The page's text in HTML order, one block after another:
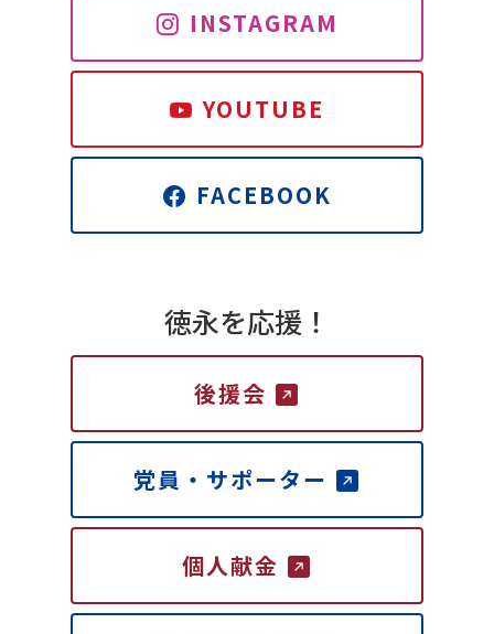
INSTAGRAM
YOUTUBE
FACEBOOK
徳永を応援！
後援会
党員・サポーター
個人献金